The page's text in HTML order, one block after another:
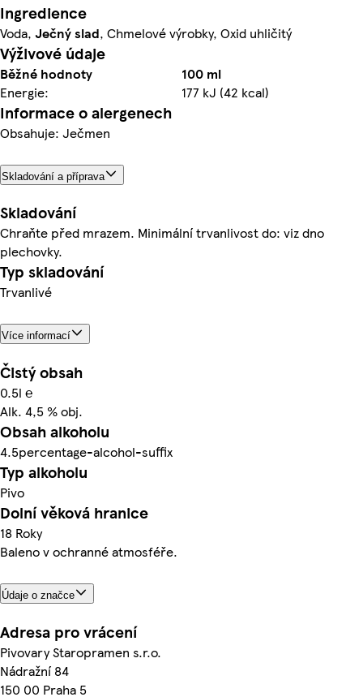
Ingredience
Voda, Ječnýslad, Chmelové výrobky, Oxid uhličitý
Výživové údaje
Běžné hodnoty
100 ml
Energie:
177 kJ (42 kcal)
Informace o alergenech
Obsahuje: Ječmen
Skladování a příprava
Skladování
Chraňte před mrazem. Minimální trvanlivost do: viz dno
plechovky.
Typ skladování
Trvanlivé
Více informací
Čistý obsah
0.5l ℮
Alk. 4,5 % obj.
Obsah alkoholu
4.5percentage-alcohol-suffix
Typ alkoholu
Pivo
Dolní věková hranice
18 Roky
Baleno v ochranné atmosféře.
Údaje o značce
Adresa pro vrácení
Pivovary Staropramen s.r.o.
Nádražní 84
150 00 Praha 5